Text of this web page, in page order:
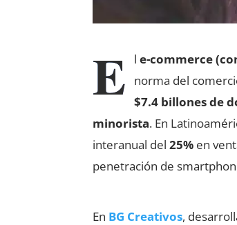
E le-commerce
norma del
$7.4 billones de
minorista. En
interanual del25% en
penetración de
En BG Creativos,